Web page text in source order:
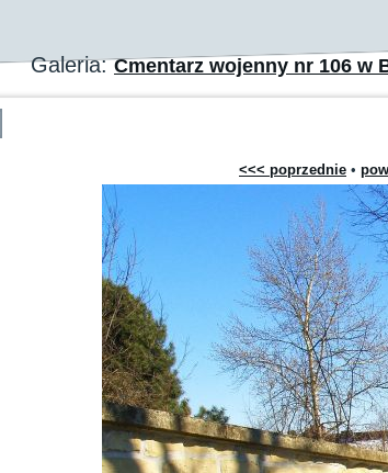
Galeria:Cmentarz wojenny nr 106 w
<<< poprzednie •